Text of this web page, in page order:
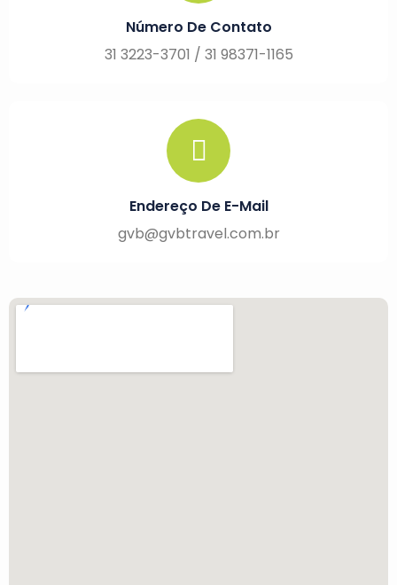
Número De Contato
31 3223-3701 / 31 98371-1165
Endereço De E-Mail
gvb@gvbtravel.com.br